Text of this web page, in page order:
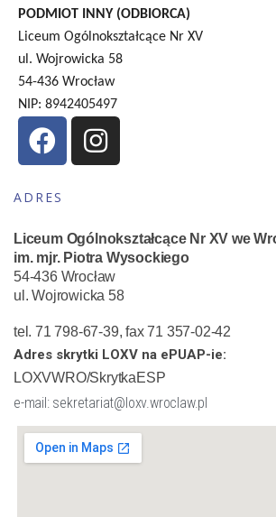
PODMIOT INNY (ODBIORCA)
Liceum Ogólnokształcące Nr XV
ul. Wojrowicka 58
54-436 Wrocław
NIP: 8942405497
ADRES
Liceum Ogólnokształcące Nr XV we
im. mjr. Piotra Wysockiego
54-436 Wrocław
ul. Wojrowicka 58
tel. 71 798-67-39, fax 71 357-02-42
Adres skrytki LOXV na ePUAP-ie:
LOXVWRO/SkrytkaESP
e-mail: sekretariat@loxv.wroclaw.pl